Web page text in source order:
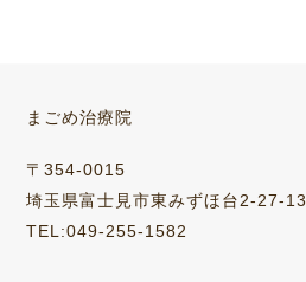
まごめ治療院
〒354-0015
埼玉県富士見市東みずほ台2-27-13
TEL:049-255-1582